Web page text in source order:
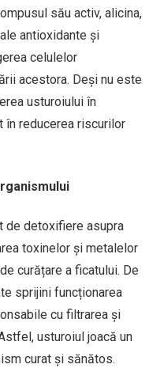
său activ, alicina,
antioxidante și
celulelor
acestora. Deși nu este
usturoiului în
în reducerea riscurilor
de detoxifiere asupra
toxinelor și metalelor
curățare a ficatului. De
sprijini funcționarea
cu filtrarea și
usturoiul joacă un
curat și sănătos.